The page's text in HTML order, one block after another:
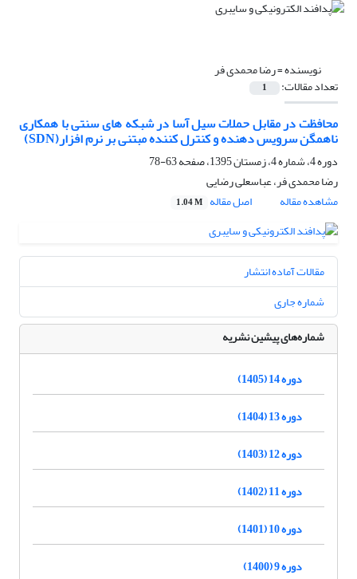
نویسنده =رضا محمدی فر
تعداد مقالات: 1
محافظت در مقابل حملات سیل آسا در شبکه های سنتی با همکاری
ناهمگن سرویس دهنده و کنترل کننده مبتنی بر نرم افزار(SDN)
دوره 4، شماره 4، زمستان 1395، صفحه
63-78
رضا محمدی فر، عباسعلی رضایی
مشاهده مقاله
اصل مقاله 1.04 M
مقالات آماده انتشار
شماره جاری
شماره‌های پیشین نشریه
دوره 14 (1405)
دوره 13 (1404)
دوره 12 (1403)
دوره 11 (1402)
دوره 10 (1401)
دوره 9 (1400)